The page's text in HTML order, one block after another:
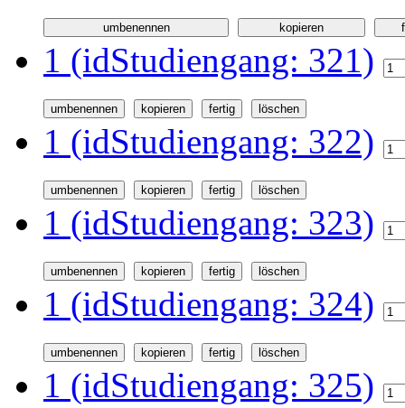
1 (idStudiengang: 321)
1 (idStudiengang: 322)
1 (idStudiengang: 323)
1 (idStudiengang: 324)
1 (idStudiengang: 325)